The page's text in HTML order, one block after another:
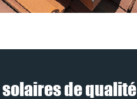
solaires de qualité